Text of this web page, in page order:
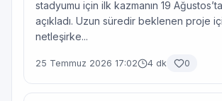
stadyumu için ilk kazmanın 19
açıkladı. Uzun süredir beklenen proje
netleşirke...
25 Temmuz 2026 17:02 4 dk 0